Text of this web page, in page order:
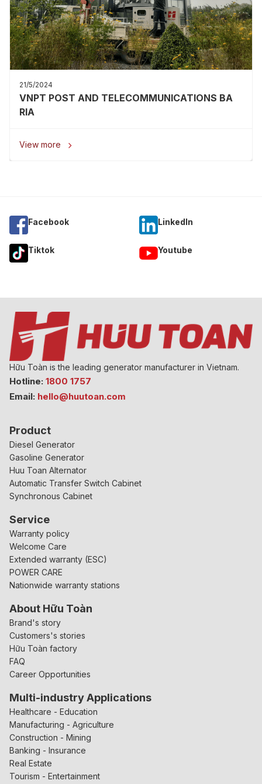
21/5/2024
VNPT POST AND TELECOMMUNICATIONS BA
RIA
View more 
Facebook Linkedln
Tiktok Youtube
Hữu Toàn is the leading generator manufacturer in Vietnam.
Hotline: 1800 1757
Email: hello@huutoan.com
Product
Diesel Generator
Gasoline Generator
Huu Toan Alternator
Automatic Transfer Switch Cabinet
Synchronous Cabinet
Service
Warranty policy
Welcome Care
Extended warranty (ESC)
POWER CARE
Nationwide warranty stations
About Hữu Toàn
Brand's story
Customers's stories
Hữu Toàn factory
FAQ
Career Opportunities
Multi-industry Applications
Healthcare - Education
Manufacturing - Agriculture
Construction - Mining
Banking - Insurance
Real Estate
Tourism - Entertainment